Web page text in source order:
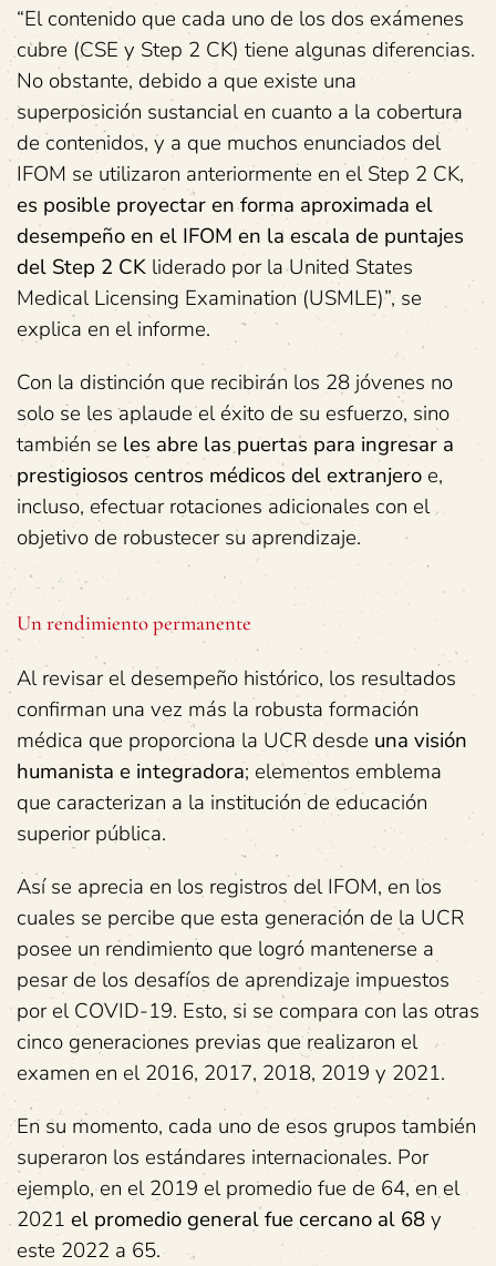
“El contenido que cada uno de los dos exámenes
cubre (CSE y Step 2 CK) tiene algunas diferencias.
No obstante, debido a que existe una
superposición sustancial en cuanto a la cobertura
de contenidos, y a que muchos enunciados del
IFOM se utilizaron anteriormente en el Step 2 CK,
es posible proyectar en forma aproximada el
desempeño en el IFOM en la escala de puntajes
del Step 2 CK liderado por la United States
Medical Licensing Examination (USMLE)”, se
explica en el informe.
Con la distinción que recibirán los 28 jóvenes no
solo se les aplaude el éxito de su esfuerzo, sino
también se les abre las puertas para ingresar a
prestigiosos centros médicos del extranjero e,
incluso, efectuar rotaciones adicionales con el
objetivo de robustecer su aprendizaje.
Un rendimiento permanente
Al revisar el desempeño histórico, los resultados
confirman una vez más la robusta formación
médica que proporciona la UCR desde una visión
humanista e integradora; elementos emblema
que caracterizan a la institución de educación
superior pública.
Así se aprecia en los registros del IFOM, en los
cuales se percibe que esta generación de la UCR
posee un rendimiento que logró mantenerse a
pesar de los desafíos de aprendizaje impuestos
por el COVID-19. Esto, si se compara con las otras
cinco generaciones previas que realizaron el
examen en el 2016, 2017, 2018, 2019 y 2021.
En su momento, cada uno de esos grupos también
superaron los estándares internacionales. Por
ejemplo, en el 2019 el promedio fue de 64, en el
2021 el promedio general fue cercano al 68y
este 2022 a 65.